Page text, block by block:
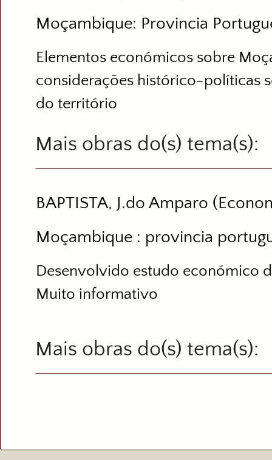
Moçambique: Provincia
Elementos económicos sobre
considerações histórico-políticas
do território
Mais obras do(s)
BAPTISTA, J.do Amparo
Moçambique : provincia
Desenvolvido estudo económico
Muito informativo
Mais obras do(s)